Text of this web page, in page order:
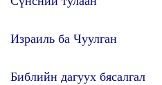
Израиль ба Чуулган
Библийн дагуух бясалгал